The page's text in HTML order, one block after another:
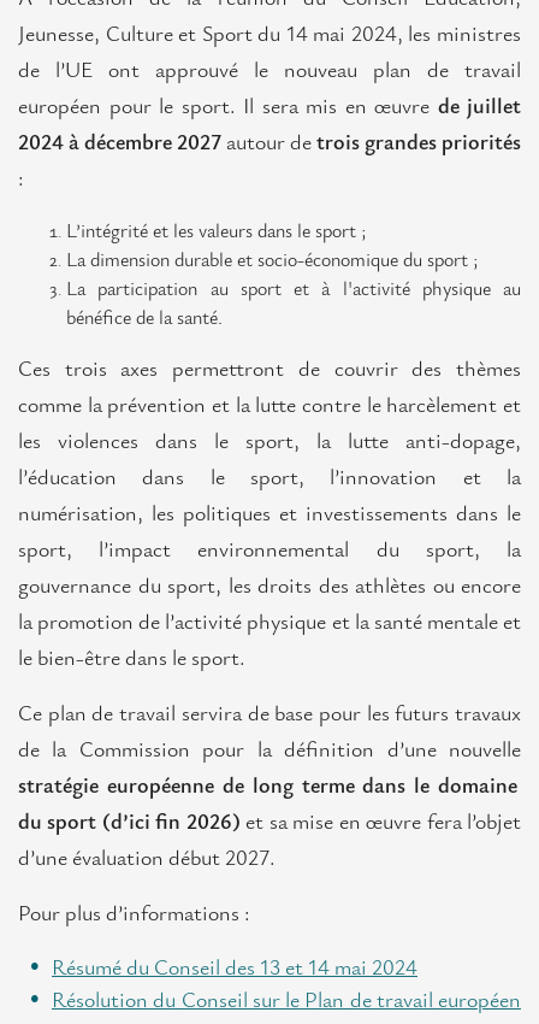
Jeunesse, Culture et Sport du 14 mai 2024, les ministres
de l’UE ont approuvé le nouveau plan de travail
européen pour le sport. Il sera mis en œuvre de juillet
2024 à décembre 2027 autour detrois grandes priorités
:
L’intégrité et les valeurs dans le sport ;
La dimension durable et socio-économique du sport ;
La participation au sport et à l'activité physique au
bénéfice de la santé.
Ces trois axes permettront de couvrir des thèmes
comme la prévention et la lutte contre le harcèlement et
les violences dans le sport, la lutte anti-dopage,
l’éducation dans le sport, l’innovation et la
numérisation, les politiques et investissements dans le
sport, l’impact environnemental du sport, la
gouvernance du sport, les droits des athlètes ou encore
la promotion de l’activité physique et la santé mentale et
le bien-être dans le sport.
Ce plan de travail servira de base pour les futurs travaux
de la Commission pour la définition d’une nouvelle
stratégie européenne de long terme dans le domaine
du sport (d’ici fin 2026) et sa mise en œuvre fera l’objet
d’une évaluation début 2027.
Pour plus d’informations :
Résumé du Conseil des 13 et 14 mai 2024
Résolution du Conseil sur le Plan de travail européen
Consultations
Events
European
Events
France
Ile-de-France Initiatives
News
European
Projects
Franciliens
Contributions
Contact